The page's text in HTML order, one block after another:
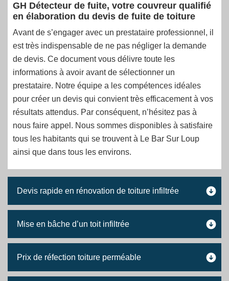
GH Détecteur de fuite, votre couvreur qualifié
en élaboration du devis de fuite de toiture
Avant de s’engager avec un prestataire professionnel, il
est très indispensable de ne pas négliger la demande
de devis. Ce document vous délivre toute les
informations à avoir avant de sélectionner un
prestataire. Notre équipe a les compétences idéales
pour créer un devis qui convient très efficacement à vos
résultats attendus. Par conséquent, n’hésitez pas à
nous faire appel. Nous sommes disponibles à satisfaire
tous les habitants qui se trouvent à Le Bar Sur Loup
ainsi que dans tous les environs.
Devis rapide en rénovation de toiture infiltrée
Mise en bâche d’un toit infiltrée
Prix de réfection toiture perméable